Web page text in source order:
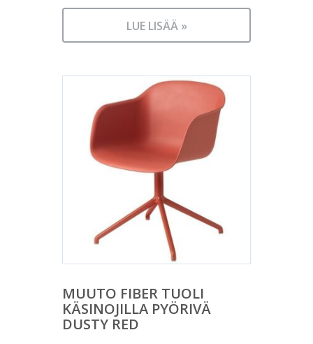
LUE LISÄÄ »
MUUTO FIBER TUOLI
KÄSINOJILLA PYÖRIVÄ
DUSTY RED